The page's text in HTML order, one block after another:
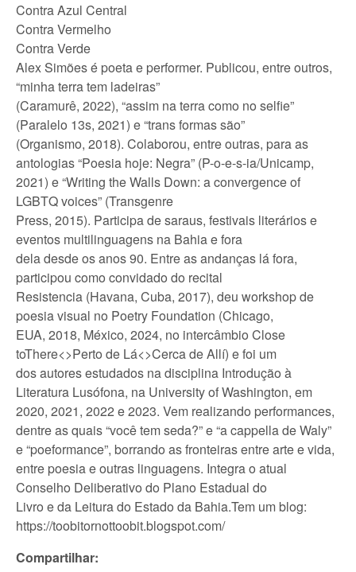
Contra Azul Central
Contra Vermelho
Contra Verde
Alex Simões é poeta e performer. Publicou, entre outros,
“minha terra tem ladeiras”
(Caramurê, 2022), “assim na terra como no selfie”
(Paralelo 13s, 2021) e “trans formas são”
(Organismo, 2018). Colaborou, entre outras, para as
antologias “Poesia hoje: Negra” (P-o-e-s-ia/Unicamp,
2021) e “Writing the Walls Down: a convergence of
LGBTQ voices” (Transgenre
Press, 2015). Participa de saraus, festivais literários e
eventos multilinguagens na Bahia e fora
dela desde os anos 90. Entre as andanças lá fora,
participou como convidado do recital
Resistencia (Havana, Cuba, 2017), deu workshop de
poesia visual no Poetry Foundation (Chicago,
EUA, 2018, México, 2024, no intercâmbio Close
toThere<>Perto de Lá<>Cerca de Allí) e foi um
dos autores estudados na disciplina Introdução à
Literatura Lusófona, na University of Washington, em
2020, 2021, 2022 e 2023. Vem realizando performances,
dentre as quais “você tem seda?” e “a cappella de Waly”
e “poeformance”, borrando as fronteiras entre arte e vida,
entre poesia e outras linguagens. Integra o atual
Conselho Deliberativo do Plano Estadual do
Livro e da Leitura do Estado da Bahia.Tem um blog:
https://toobitornottoobit.blogspot.com/
Compartilhar: